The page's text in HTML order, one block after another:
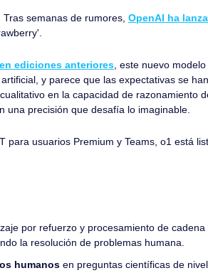
semanas de rumores, OpenAI ha
ediciones anteriores, este nuevo
y parece que las expectativas se
en la capacidad de razonamiento
una precisión que desafía lo imaginable.
para usuarios Premium y Teams, o1 está
por refuerzo y procesamiento de
la resolución de problemas humana.
humanos en preguntas científicas de